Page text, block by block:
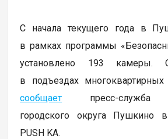
С начала текущего года в
в рамках программы
установлено 193 камеры.
в подъездах
сообщает пресс-служба
городского округа Пушкино в
PUSH KA.